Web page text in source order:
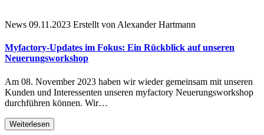
News 09.11.2023 Erstellt von Alexander Hartmann
Myfactory-Updates im Fokus: Ein Rückblick auf unseren
Neuerungsworkshop
Am 08. November 2023 haben wir wieder gemeinsam mit unseren
Kunden und Interessenten unseren myfactory Neuerungsworkshop
durchführen können. Wir…
Weiterlesen